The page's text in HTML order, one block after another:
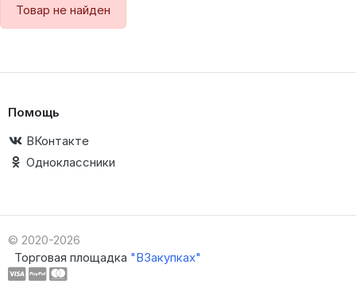
Товар не найден
Помощь
ВКонтакте
Одноклассники
© 2020-2026
Торговая площадка "ВЗакупках"